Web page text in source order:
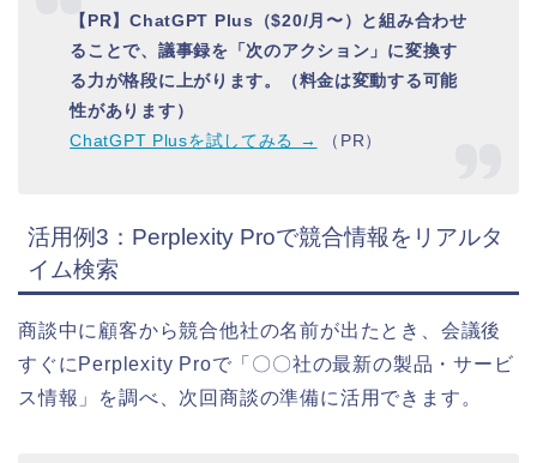
【PR】ChatGPT Plus（$20/月〜）と組み合わせ
ることで、議事録を「次のアクション」に変換す
る力が格段に上がります。（料金は変動する可能
性があります）
ChatGPT Plusを試してみる →
（PR）
活用例3：Perplexity Proで競合情報をリアルタ
イム検索
商談中に顧客から競合他社の名前が出たとき、会議後
すぐにPerplexity Proで「〇〇社の最新の製品・サービ
ス情報」を調べ、次回商談の準備に活用できます。